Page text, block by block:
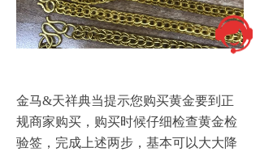
金马&天祥典当提示您购买黄金要到正
规商家购买，购买时候仔细检查黄金检
验签，完成上述两步，基本可以大大降